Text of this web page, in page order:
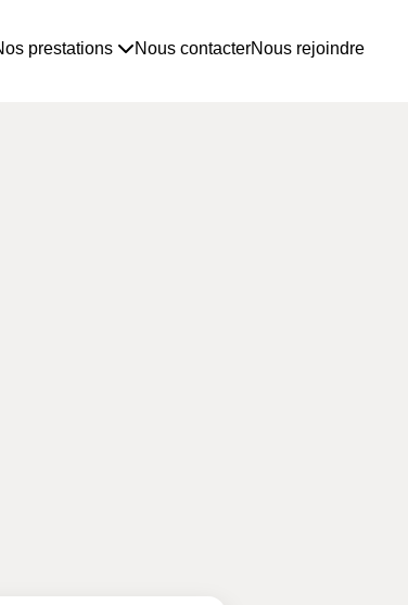
prestations Nous contacterNous rejoindre